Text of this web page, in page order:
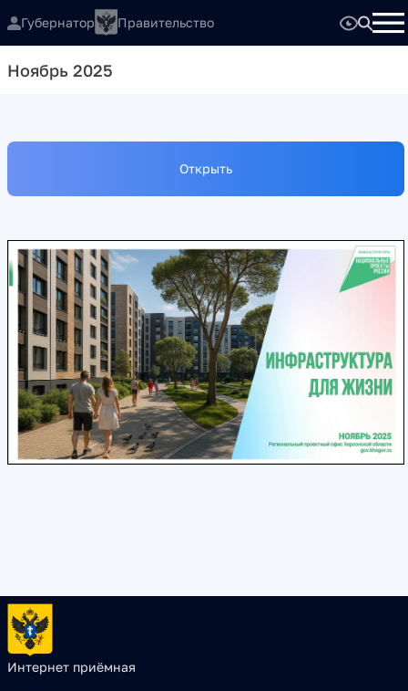
Губернатор Правительство
Ноябрь 2025
Открыть
Интернет приёмная